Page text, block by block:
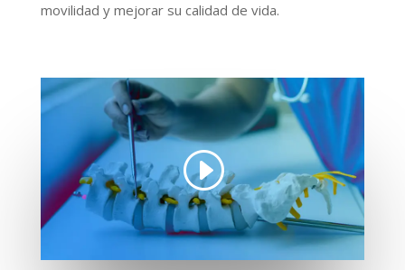
movilidad y mejorar su calidad de vida.